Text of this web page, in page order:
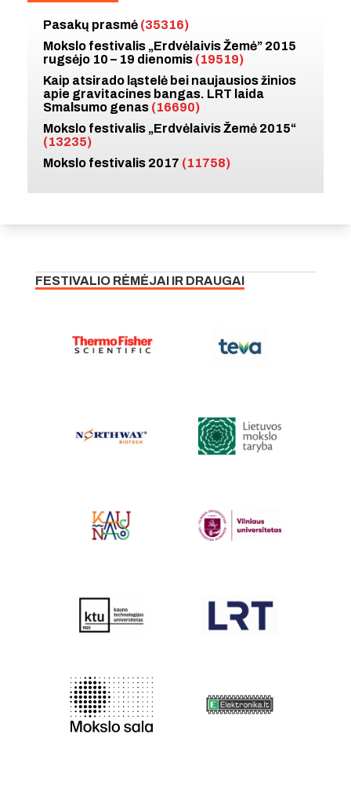
Pasakų prasmė (35316)
Mokslo festivalis „Erdvėlaivis Žemė” 2015
rugsėjo 10 – 19 dienomis (19519)
Kaip atsirado ląstelė bei naujausios žinios
apie gravitacines bangas. LRT laida
Smalsumo genas (16690)
Mokslo festivalis „Erdvėlaivis Žemė 2015“
(13235)
Mokslo festivalis 2017 (11758)
FESTIVALIO RĖMĖJAI IR DRAUGAI